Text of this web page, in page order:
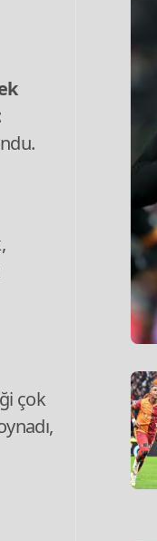
çok